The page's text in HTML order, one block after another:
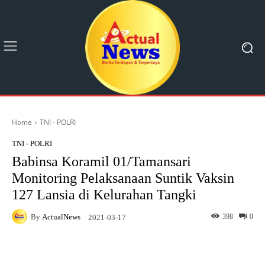
Home TNI - POLRI
TNI - POLRI
Babinsa Koramil 01/Tamansari
Monitoring Pelaksanaan Suntik Vaksin
127 Lansia di Kelurahan Tangki
By ActualNews 2021-03-17 0
398